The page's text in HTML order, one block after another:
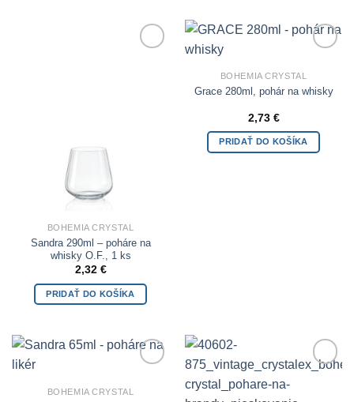
BOHEMIA CRYSTAL
Sandra 290ml – poháre na
whisky O.F., 1 ks
2,32 €
PRIDAŤ DO KOŠÍKA
BOHEMIA CRYSTAL
Grace 280ml, pohár na whisky
2,73 €
PRIDAŤ DO KOŠÍKA
BOHEMIA CRYSTAL